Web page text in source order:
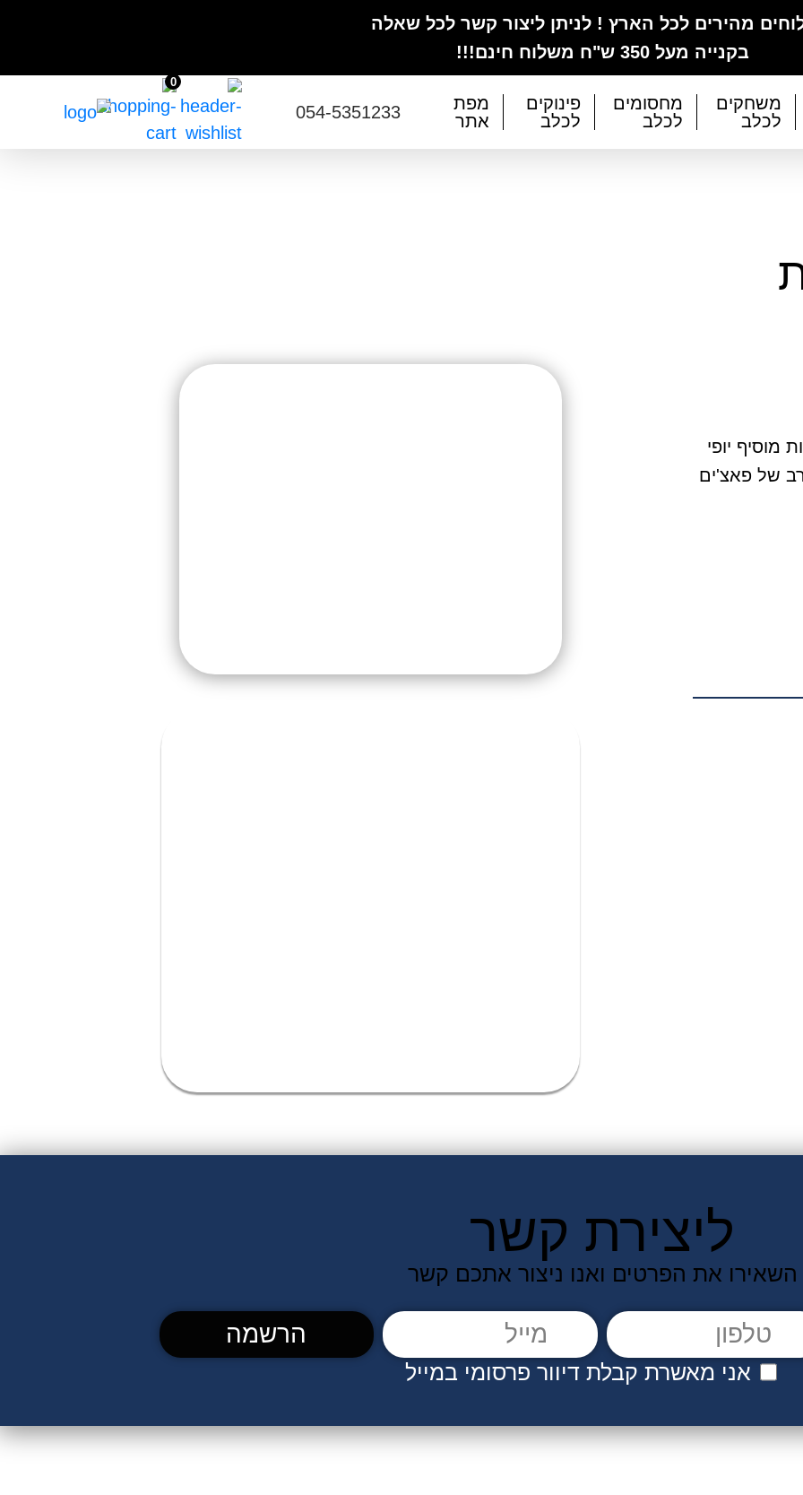
מהירים לכל הארץ ! לניתן ליצור קשר לכל שאלה
בקנייה מעל 350 ש"ח משלוח חינם!!!
משחקים
לכלב
מחסומים
לכלב
פינוקים
לכלב
מפת
אתר
054-5351233
0
מוסיף יופי
רב של פאצ'ים
ליצירת קשר
השאירו את הפרטים ואנו ניצור אתכם קשר
אני מאשרת קבלת דיוור פרסומי במייל